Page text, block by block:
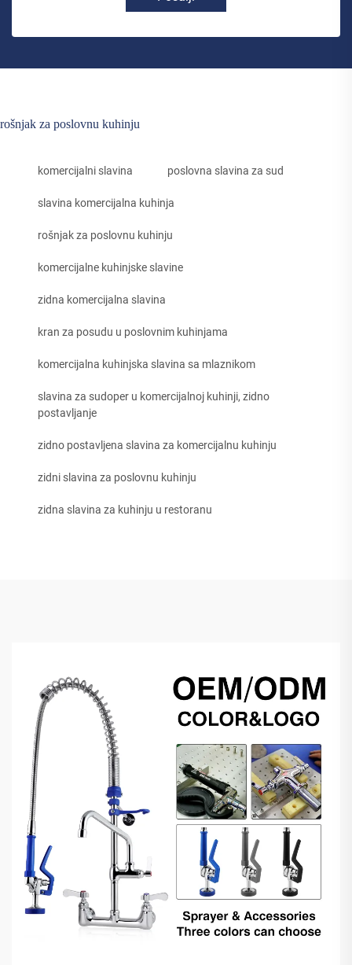
rošnjak za poslovnu kuhinju
komercijalni slavina poslovna slavina za sud
slavina komercijalna kuhinja
rošnjak za poslovnu kuhinju
komercijalne kuhinjske slavine
zidna komercijalna slavina
kran za posudu u poslovnim kuhinjama
komercijalna kuhinjska slavina sa mlaznikom
slavina za sudoper u komercijalnoj kuhinji, zidno
postavljanje
zidno postavljena slavina za komercijalnu kuhinju
zidni slavina za poslovnu kuhinju
zidna slavina za kuhinju u restoranu